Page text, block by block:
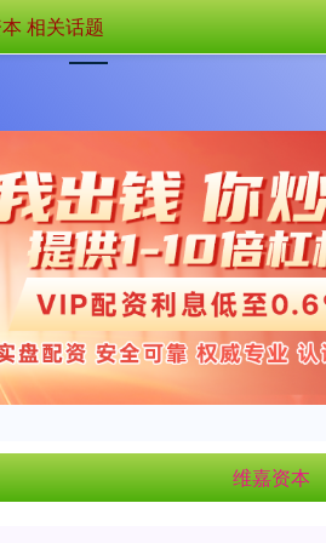
首页 维嘉资本
维嘉资本
相关话题